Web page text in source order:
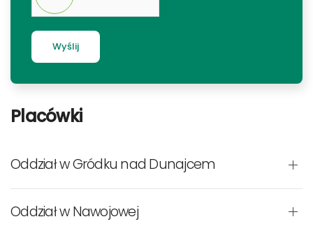
Wyślij
Placówki
Oddział w Gródku nad Dunajcem
Oddział w Nawojowej